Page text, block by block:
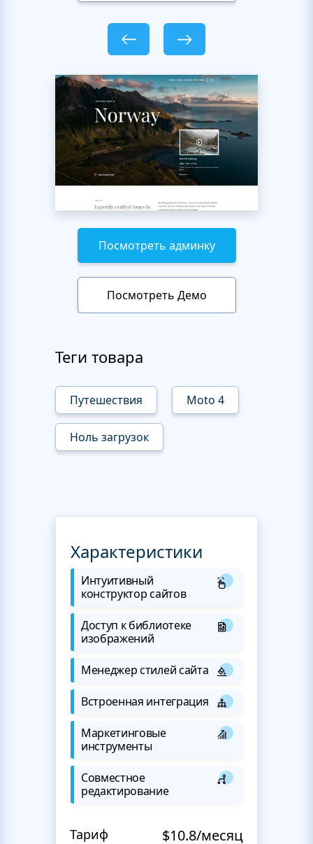
Посмотреть админку
Посмотреть Демо
Теги товара
Путешествия Moto 4
Ноль загрузок
Характеристики
Интуитивный
конструктор сайтов
Доступ к библиотеке
изображений
Менеджер стилей сайта
Встроенная интеграция
Маркетинговые
инструменты
Совместное
редактирование
Тариф $10.8/месяц